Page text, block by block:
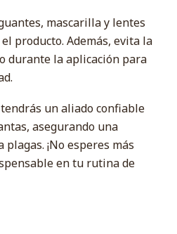
mascarilla y lentes
producto. Además, evita la
durante la aplicación para
un aliado confiable
asegurando una
¡No esperes más
en tu rutina de